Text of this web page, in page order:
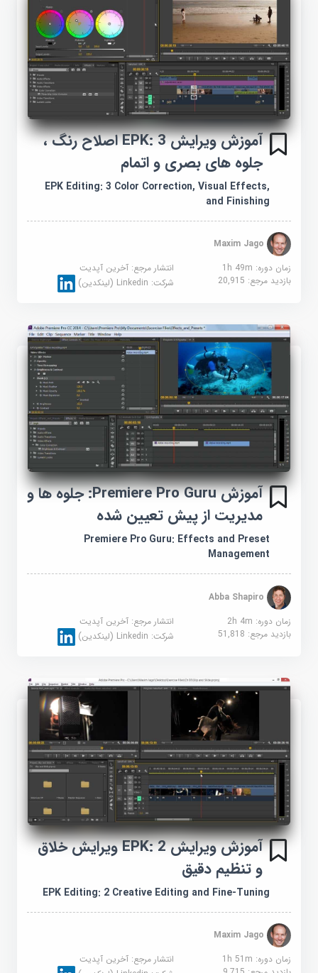
آموزش ویرایش EPK: 3 اصلاح رنگ ،
جلوه های بصری و اتمام
EPK Editing: 3 Color Correction, Visual Effects,
and Finishing
Maxim Jago
زمان دوره: 1h 49m
انتشار مرجع:آخرین آپدیت
بازدید مرجع:20,915 شرکت:Linkedin (لینکدین)
آموزش Premiere Pro Guru: جلوه ها و
مدیریت از پیش تعیین شده
Premiere Pro Guru: Effects and Preset
Management
Abba Shapiro
زمان دوره: 2h 4m
انتشار مرجع:آخرین آپدیت
بازدید مرجع:51,818 شرکت:Linkedin (لینکدین)
آموزش ویرایش EPK: 2 ویرایش خلاق
و تنظیم دقیق
EPK Editing: 2 Creative Editing and Fine-Tuning
Maxim Jago
زمان دوره: 1h 51m
انتشار مرجع:آخرین آپدیت